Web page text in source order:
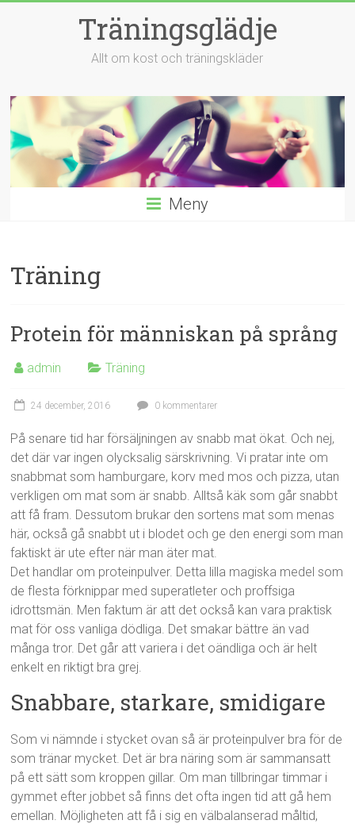
Träningsglädje
Allt om kost och träningskläder
Meny
Träning
Protein för människan på språng
admin Träning
24 december, 2016 0 kommentarer
På senare tid har försäljningen av snabb mat ökat. Och nej,
det där var ingen olycksalig särskrivning. Vi pratar inte om
snabbmat som hamburgare, korv med mos och pizza, utan
verkligen om mat som är snabb. Alltså käk som går snabbt
att få fram. Dessutom brukar den sortens mat som menas
här, också gå snabbt ut i blodet och ge den energi som man
faktiskt är ute efter när man äter mat.
Det handlar om proteinpulver. Detta lilla magiska medel som
de flesta förknippar med superatleter och proffsiga
idrottsmän. Men faktum är att det också kan vara praktisk
mat för oss vanliga dödliga. Det smakar bättre än vad
många tror. Det går att variera i det oändliga och är helt
enkelt en riktigt bra grej.
Snabbare, starkare, smidigare
Som vi nämnde i stycket ovan så är proteinpulver bra för de
som tränar mycket. Det är bra näring som är sammansatt
på ett sätt som kroppen gillar. Om man tillbringar timmar i
gymmet efter jobbet så finns det ofta ingen tid att gå hem
emellan. Möjligheten att få i sig en välbalanserad måltid,